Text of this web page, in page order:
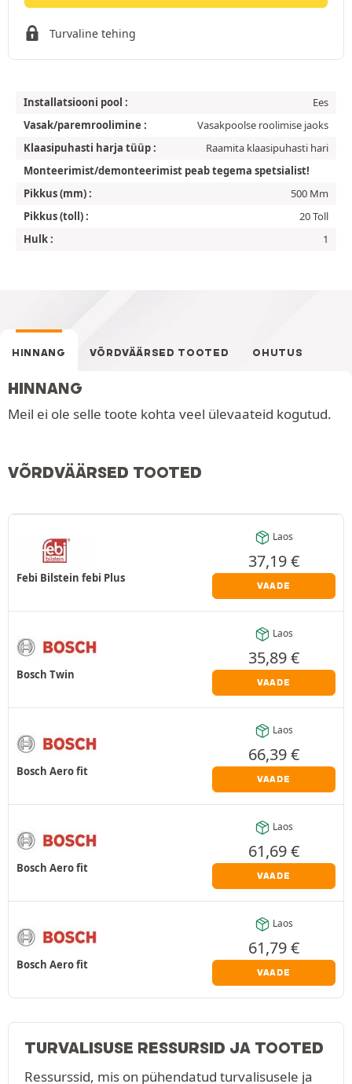
Turvaline tehing
Installatsiooni pool :
Ees
Vasak/paremroolimine :
Vasakpoolse roolimise jaoks
Klaasipuhasti harja tüüp :
Raamita klaasipuhasti hari
Monteerimist/demonteerimist peab tegema spetsialist!
Pikkus (mm) :
500 Mm
Pikkus (toll) :
20 Toll
Hulk :
1
HINNANG VÕRDVÄÄRSED TOOTED OHUTUS
HINNANG
Meil ei ole selle toote kohta veel ülevaateid kogutud.
VÕRDVÄÄRSED TOOTED
Febi Bilstein febi Plus
Laos
37,19€
VAADE
Bosch Twin
Laos
35,89€
VAADE
Bosch Aero fit
Laos
66,39€
VAADE
Bosch Aero fit
Laos
61,69€
VAADE
Bosch Aero fit
Laos
61,79€
VAADE
TURVALISUSE RESSURSID JA TOOTED
Ressurssid, mis on pühendatud turvalisusele ja